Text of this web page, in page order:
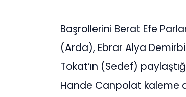
Başrollerini Berat Efe
(Arda), Ebrar Alya
Tokat’ın (Sedef)
Hande Canpolat kaleme